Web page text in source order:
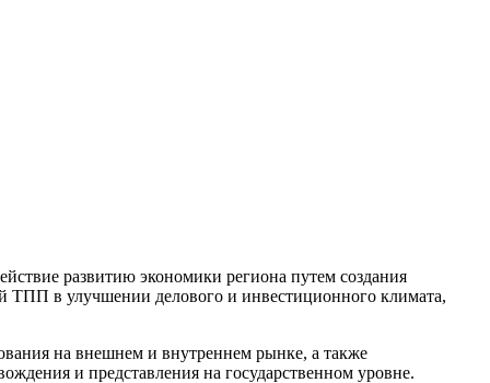
развитию экономики региона путем создания
ТПП в улучшении делового и инвестиционного климата,
на внешнем и внутреннем рынке, а также
и представления на государственном уровне.